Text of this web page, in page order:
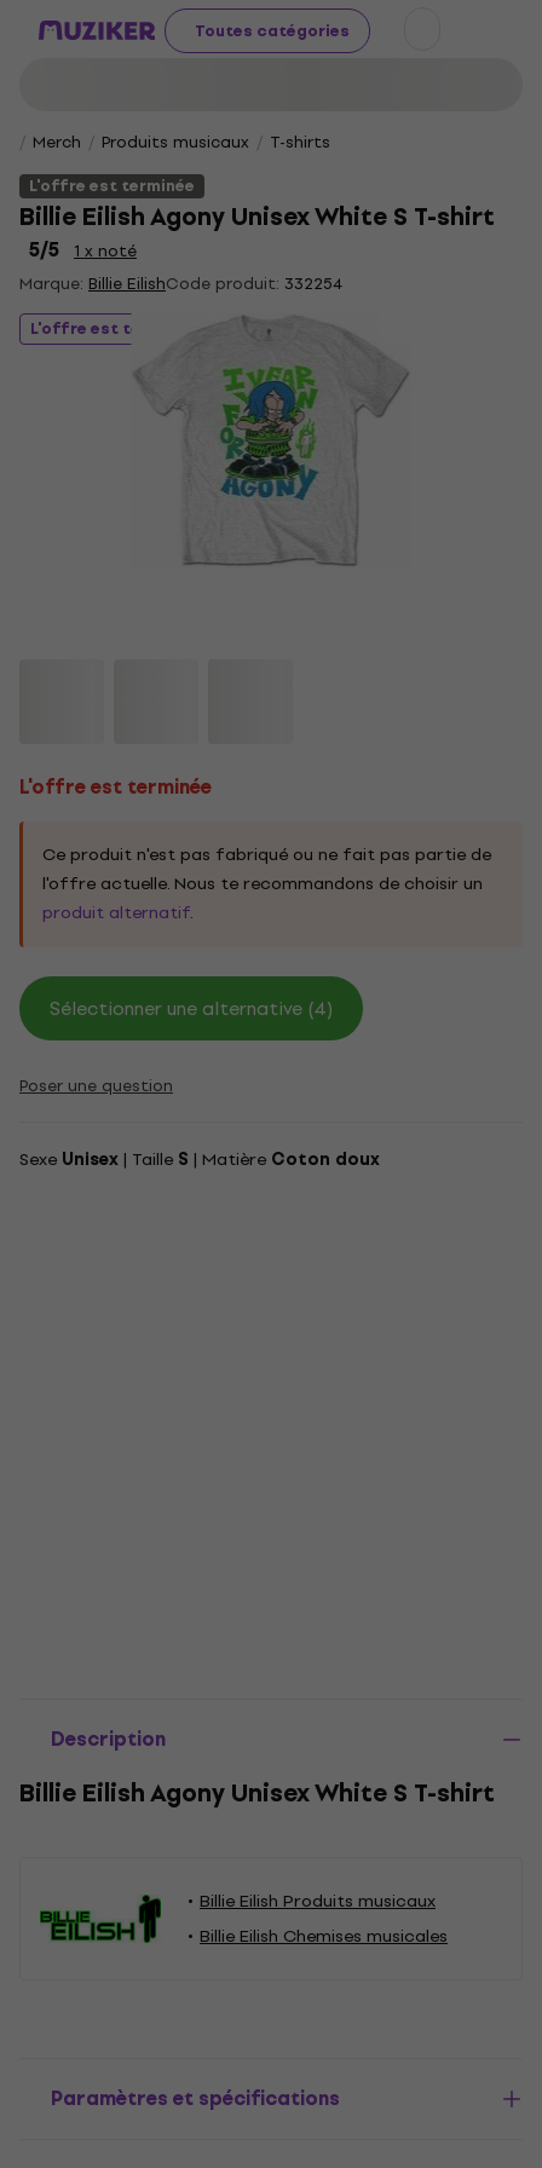
Toutes catégories
Merch Produits musicaux
T-shirts
L'offre est terminée
Billie Eilish Agony Unisex White S T-shirt
5/5
1 x noté
Marque: Billie EilishCode produit: 332254
L'offre est terminée
L'offre est terminée
Ce produit n'est pas fabriqué ou ne fait pas partie de
l'offre actuelle. Nous te recommandons de choisir un
produit alternatif.
Sélectionner une alternative (4)
Poser une question
Sexe Unisex | Taille S | Matière Coton doux
Description
Billie Eilish Agony Unisex White S T-shirt
Billie Eilish Produits musicaux
Billie Eilish Chemises musicales
Paramètres et spécifications